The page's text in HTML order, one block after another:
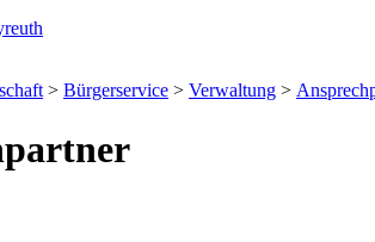
> Bürgerservice > Verwaltung >